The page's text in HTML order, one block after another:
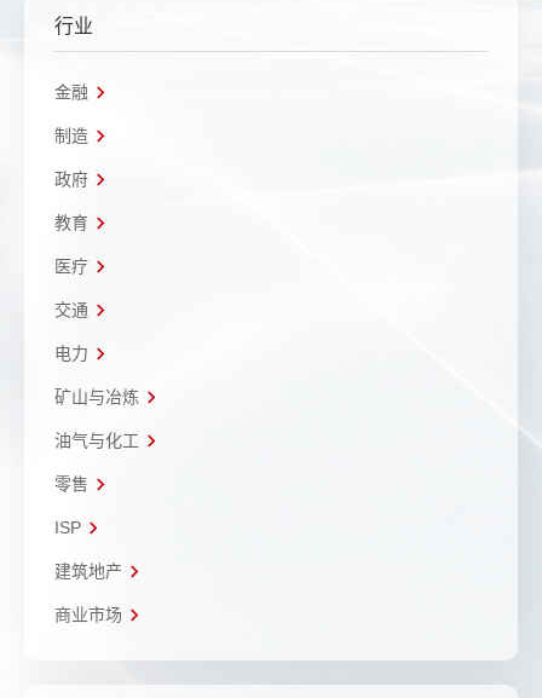
行业
金融
制造
政府
教育
医疗
交通
电力
矿山与冶炼
油气与化工
零售
ISP
建筑地产
商业市场